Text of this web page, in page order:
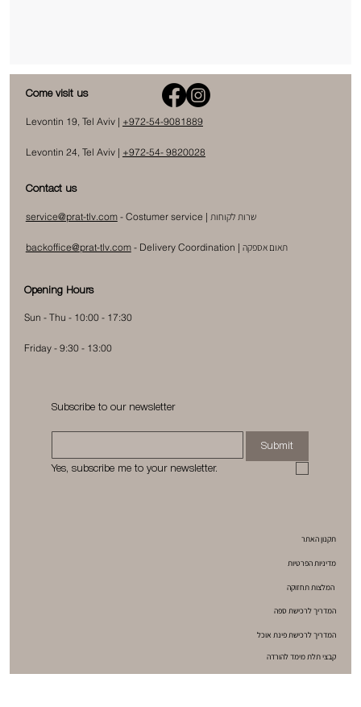
Come visit us
Levontin 19, Tel Aviv | +972-54-9081889
Levontin 24, Tel Aviv | +972-54- 9820028
Contact us
service@prat-tlv.com- Costumer service | שרות לקוחות
backoffice@prat-tlv.com- Delivery Coordination | תאום אספקה
Subscribe to our newsletter
Submit
Yes, subscribe me to your newsletter.
קבצי תלת מימד להורדה
מדיניות הפרטיות
המדריך לרכישת ספה
המדריך לרכישת פינת אוכל
תקנון האתר
המלצות תחזוקה
Opening Hours
Sun - Thu - 10:00 - 17:30
Friday - 9:30 - 13:00